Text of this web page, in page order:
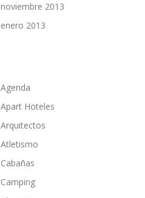
noviembre 2013
enero 2013
Agenda
Apart Hoteles
Arquitectos
Atletismo
Cabañas
Camping